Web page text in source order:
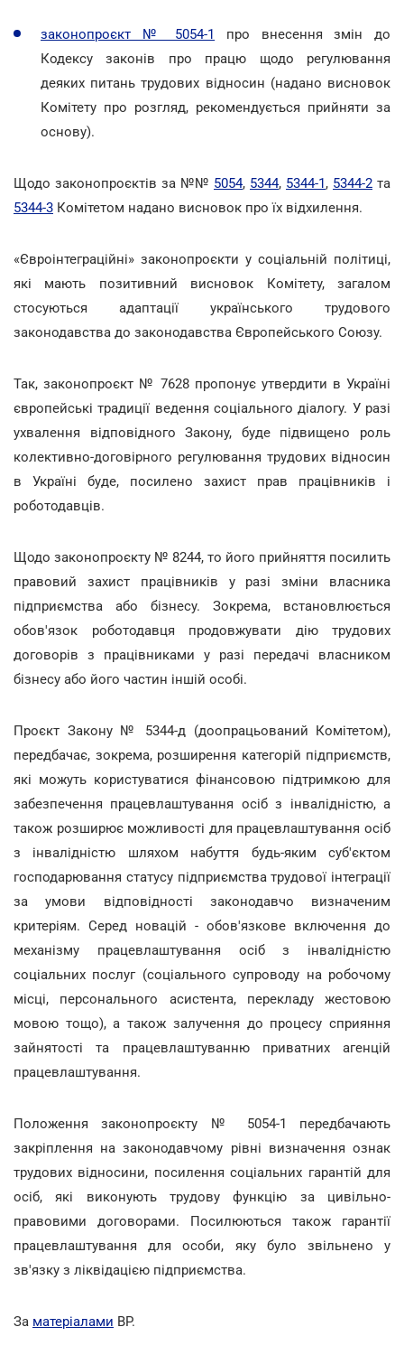
законопроєкт № 5054-1
про внесення змін до
Кодексу законів про працю щодо регулювання
деяких питань трудових відносин (надано висновок
Комітету про розгляд, рекомендується прийняти за
основу).
Щодо законопроєктів за №№ 5054, 5344, 5344-1, 5344-2 та
5344-3 Комітетом надано висновок про їх відхилення.
«Євроінтеграційні» законопроєкти у соціальній політиці,
які мають позитивний висновок Комітету, загалом
стосуються адаптації українського трудового
законодавства до законодавства Європейського Союзу.
Так, законопроєкт № 7628 пропонує утвердити в Україні
європейські традиції ведення соціального діалогу. У разі
ухвалення відповідного Закону, буде підвищено роль
колективно-договірного регулювання трудових відносин
в Україні буде, посилено захист прав працівників і
роботодавців.
Щодо законопроєкту № 8244, то його прийняття посилить
правовий захист працівників у разі зміни власника
підприємства або бізнесу. Зокрема, встановлюється
обов'язок роботодавця продовжувати дію трудових
договорів з працівниками у разі передачі власником
бізнесу або його частин іншій особі.
Проєкт Закону № 5344-д (доопрацьований Комітетом),
передбачає, зокрема, розширення категорій підприємств,
які можуть користуватися фінансовою підтримкою для
забезпечення працевлаштування осіб з інвалідністю, а
також розширює можливості для працевлаштування осіб
з інвалідністю шляхом набуття будь-яким суб'єктом
господарювання статусу підприємства трудової інтеграції
за умови відповідності законодавчо визначеним
критеріям. Серед новацій - обов'язкове включення до
механізму працевлаштування осіб з інвалідністю
соціальних послуг (соціального супроводу на робочому
місці, персонального асистента, перекладу жестовою
мовою тощо), а також залучення до процесу сприяння
зайнятості та працевлаштуванню приватних агенцій
працевлаштування.
Положення законопроєкту № 5054-1 передбачають
закріплення на законодавчому рівні визначення ознак
трудових відносини, посилення соціальних гарантій для
осіб, які виконують трудову функцію за цивільно-
правовими договорами. Посилюються також гарантії
працевлаштування для особи, яку було звільнено у
зв'язку з ліквідацією підприємства.
За матеріалами ВР.